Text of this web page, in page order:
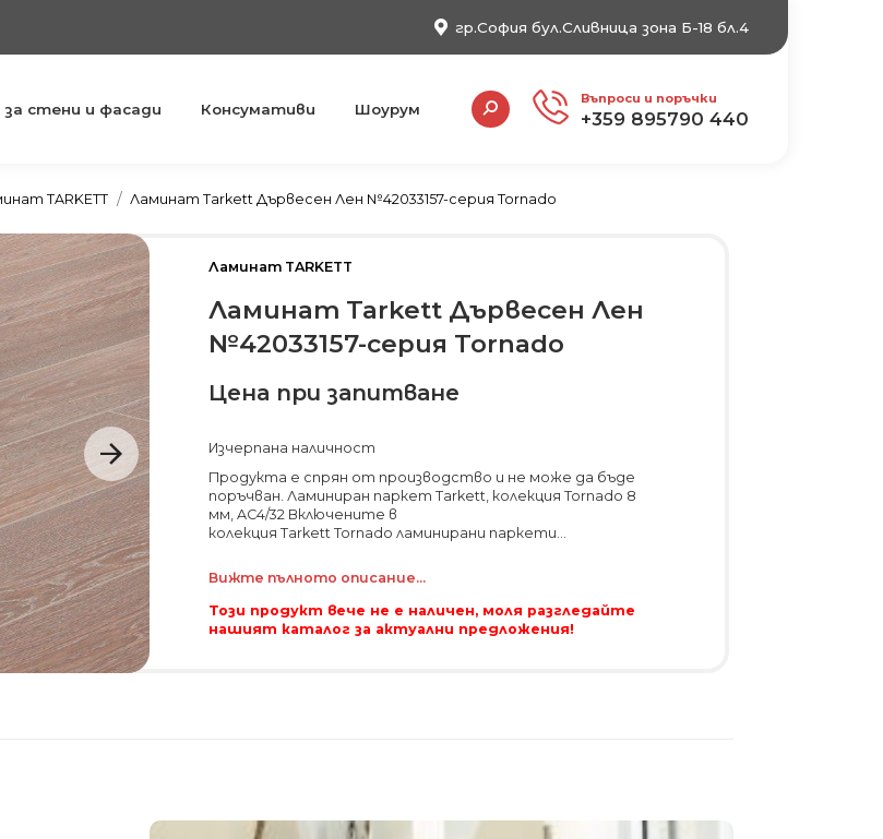
гр.София бул.Сливница зона Б-18 бл.4
за стени и фасади Консумативи Шоурум
Search: Въпроси и поръчки
+359 895790 440
You are here:
TARKETT Ламинат Tarkett Дървесен Лен №42033157-серия Tornado
Ламинат TARKETT
Ламинат Tarkett Дървесен Лен
№42033157-серия Tornado
Цена при запитване
Изчерпана наличност
Продукта е спрян от производство и не може да бъде
поръчван. Ламиниран паркет Tarkett, колекция Tornado 8
мм, AC4/32 Включените в
колекция Tarkett Tornado ламинирани паркети...
Вижте пълното описание...
Този продукт вече не е наличен, моля разгледайте
нашият каталог за актуални предложения!